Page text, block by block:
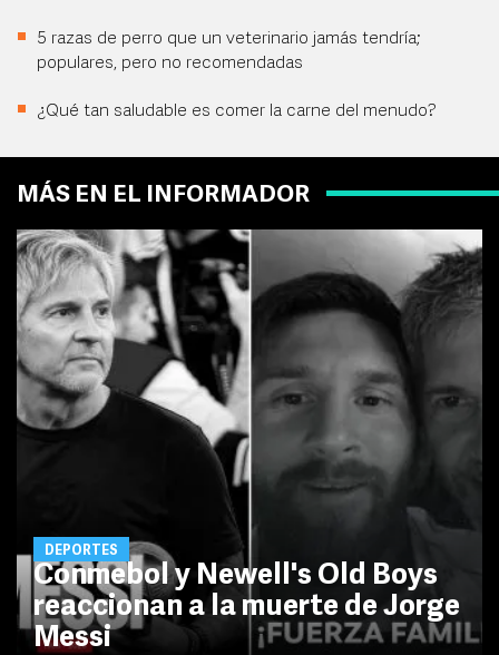
5 razas de perro que un veterinario jamás tendría;
populares, pero no recomendadas
¿Qué tan saludable es comer la carne del menudo?
MÁS EN EL INFORMADOR
DEPORTES
Conmebol y Newell's Old Boys
reaccionan a la muerte de Jorge
Messi